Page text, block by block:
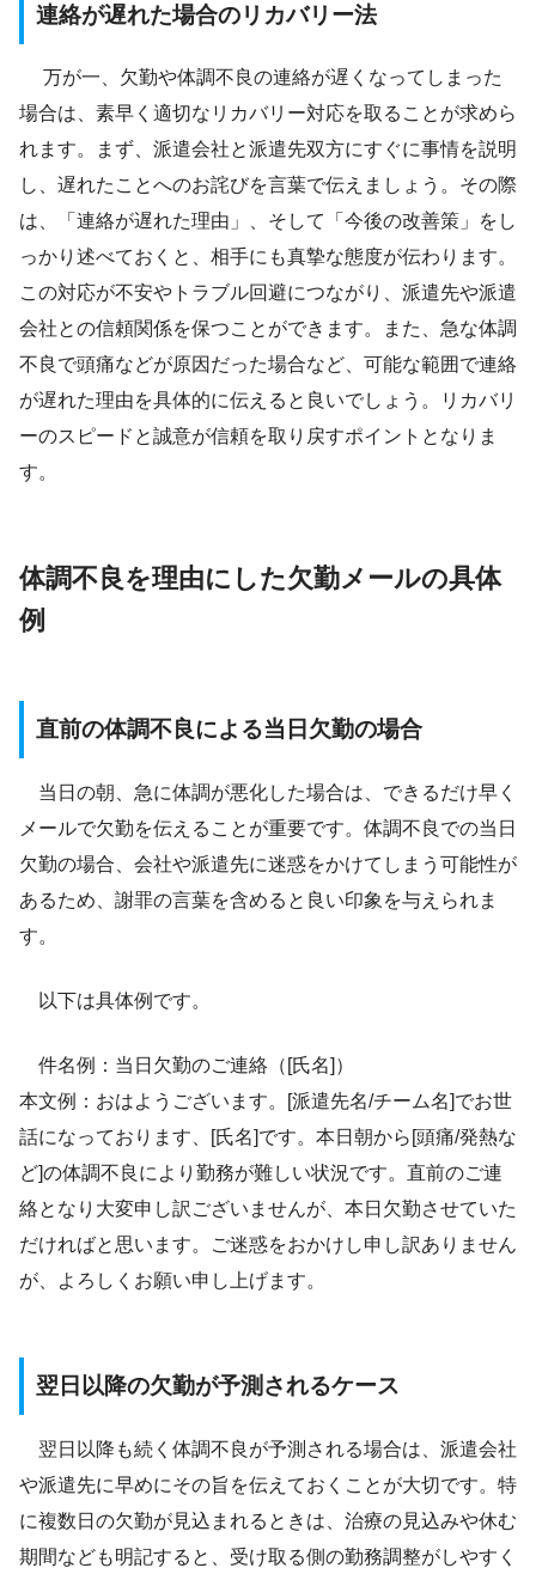
連絡が遅れた場合のリカバリー法
万が一、欠勤や体調不良の連絡が遅くなってしまった
場合は、素早く適切なリカバリー対応を取ることが求めら
れます。まず、派遣会社と派遣先双方にすぐに事情を説明
し、遅れたことへのお詫びを言葉で伝えましょう。その際
は、「連絡が遅れた理由」、そして「今後の改善策」をし
っかり述べておくと、相手にも真摯な態度が伝わります。
この対応が不安やトラブル回避につながり、派遣先や派遣
会社との信頼関係を保つことができます。また、急な体調
不良で頭痛などが原因だった場合など、可能な範囲で連絡
が遅れた理由を具体的に伝えると良いでしょう。リカバリ
ーのスピードと誠意が信頼を取り戻すポイントとなりま
す。
体調不良を理由にした欠勤メールの具体
例
直前の体調不良による当日欠勤の場合
当日の朝、急に体調が悪化した場合は、できるだけ早く
メールで欠勤を伝えることが重要です。体調不良での当日
欠勤の場合、会社や派遣先に迷惑をかけてしまう可能性が
あるため、謝罪の言葉を含めると良い印象を与えられま
す。
以下は具体例です。
件名例：当日欠勤のご連絡（[氏名]）
本文例：おはようございます。[派遣先名/チーム名]でお世
話になっております、[氏名]です。本日朝から[頭痛/発熱な
ど]の体調不良により勤務が難しい状況です。直前のご連
絡となり大変申し訳ございませんが、本日欠勤させていた
だければと思います。ご迷惑をおかけし申し訳ありません
が、よろしくお願い申し上げます。
翌日以降の欠勤が予測されるケース
翌日以降も続く体調不良が予測される場合は、派遣会社
や派遣先に早めにその旨を伝えておくことが大切です。特
に複数日の欠勤が見込まれるときは、治療の見込みや休む
期間なども明記すると、受け取る側の勤務調整がしやすく